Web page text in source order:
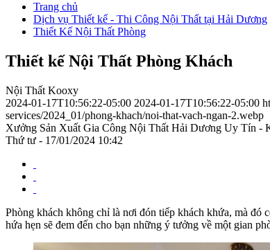
Trang chủ
Dịch vụ Thiết kế - Thi Công Nội Thất tại Hải Dương
Thiết Kế Nội Thất Phòng
Thiết kế Nội Thất Phòng Khách
Nội Thất Kooxy
2024-01-17T10:56:22-05:00 2024-01-17T10:56:22-05:00
services/2024_01/phong-khach/noi-that-vach-ngan-2.webp
Xưởng Sản Xuất Gia Công Nội Thất Hải Dương Uy Tín -
Thứ tư - 17/01/2024 10:42
Phòng khách không chỉ là nơi đón tiếp khách khứa, mà đó
hứa hẹn sẽ đem đến cho bạn những ý tưởng về một gian